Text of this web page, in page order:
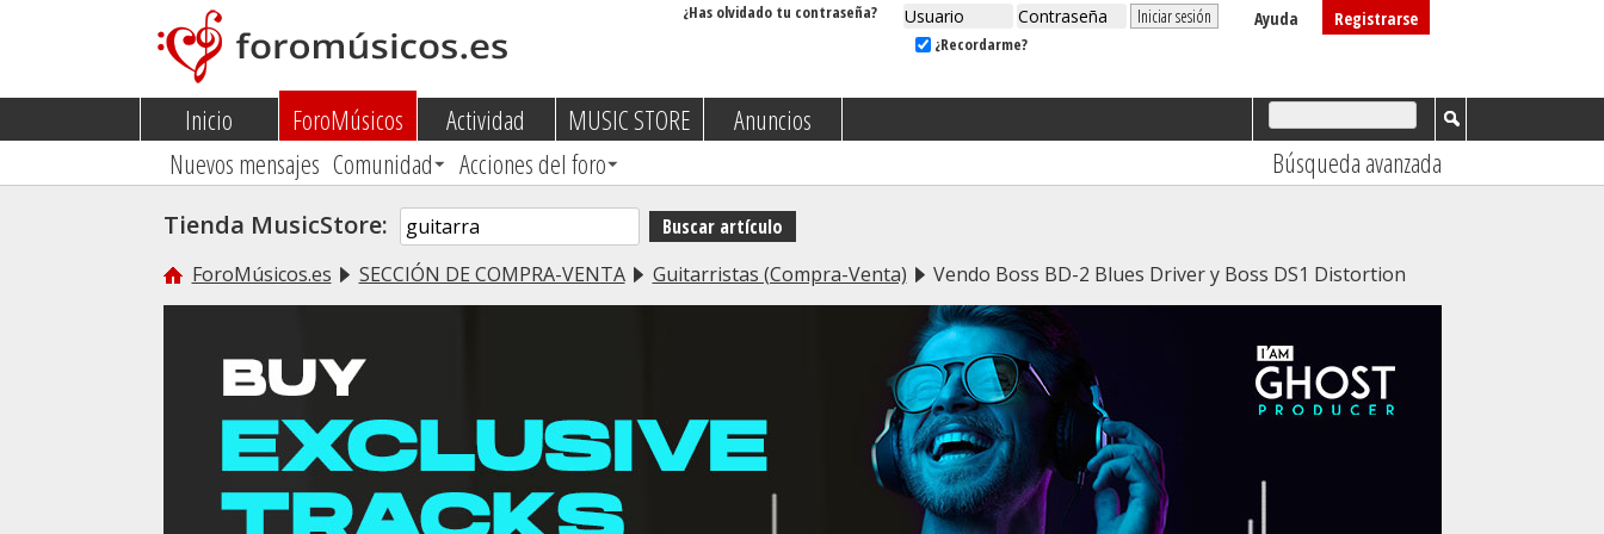
Registrarse
Ayuda
¿Recordarme?
¿Has olvidado tu contraseña?
Inicio
ForoMúsicos
Nuevos mensajes Comunidad Acciones del foro
Actividad MUSIC STORE
Anuncios
Búsqueda avanzada
Tienda MusicStore:
ForoMúsicos.es SECCIÓN DE COMPRA-VENTA Guitarristas (Compra-Venta) Vendo Boss BD-2 Blues Driver y Boss DS1 Distortion